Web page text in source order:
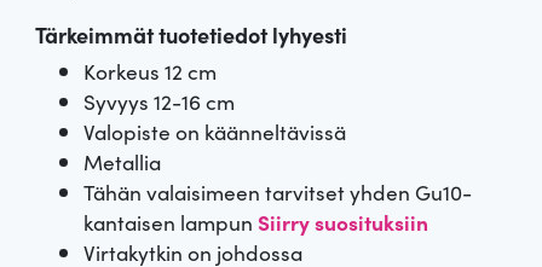
Tärkeimmät tuotetiedot lyhyesti
Korkeus 12 cm
Syvyys 12-16 cm
Valopiste on käänneltävissä
Metallia
Tähän valaisimeen tarvitset yhden Gu10-
kantaisen lampun Siirry suosituksiin
Virtakytkin on johdossa